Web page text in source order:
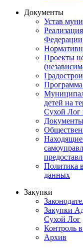
Документы
Устав
Федерации
Проекты
детей на
Сухой Лог
Политика
данных
Закупки
Закупки
Сухой Лог
Контроль
Архив